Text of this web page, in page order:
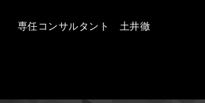
専任コンサルタント 土井徹